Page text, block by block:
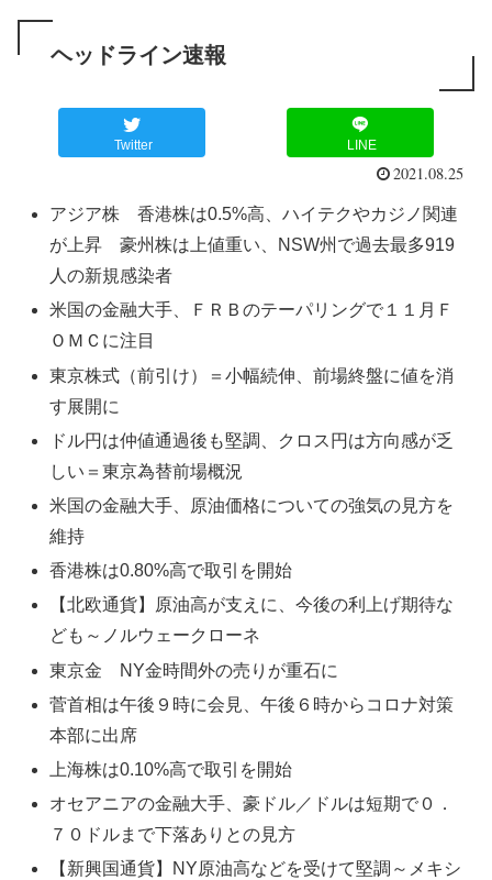
ヘッドライン速報
Twitter LINE
2021.08.25
アジア株 香港株は0.5%高、ハイテクやカジノ関連
が上昇 豪州株は上値重い、NSW州で過去最多919
人の新規感染者
米国の金融大手、ＦＲＢのテーパリングで１１月Ｆ
ＯＭＣに注目
東京株式（前引け）＝小幅続伸、前場終盤に値を消
す展開に
ドル円は仲値通過後も堅調、クロス円は方向感が乏
しい＝東京為替前場概況
米国の金融大手、原油価格についての強気の見方を
維持
香港株は0.80%高で取引を開始
【北欧通貨】原油高が支えに、今後の利上げ期待な
ども～ノルウェークローネ
東京金 NY金時間外の売りが重石に
菅首相は午後９時に会見、午後６時からコロナ対策
本部に出席
上海株は0.10%高で取引を開始
オセアニアの金融大手、豪ドル／ドルは短期で０．
７０ドルまで下落ありとの見方
【新興国通貨】NY原油高などを受けて堅調～メキシ